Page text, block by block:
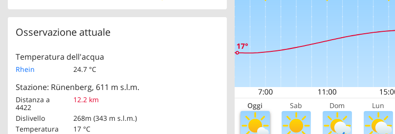
Osservazione attuale
Temperatura dell'acqua
Rhein 24.7 °C
Stazione: Rünenberg, 611 m s.l.m.
Distanza a
4422
12.2 km
Dislivello
268m (343 m s.l.m.)
Temperatura
17 °C
Oggi Sab Dom Lun